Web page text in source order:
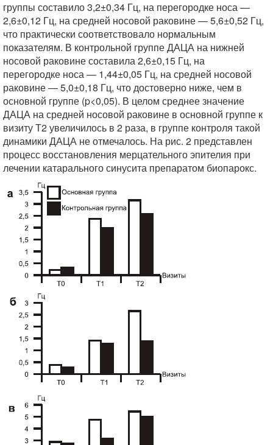
группы составило 3,2±0,34 Гц, на перегородке носа —
2,6±0,12 Гц, на средней носовой раковине — 5,6±0,52 Гц,
что практически соответствовало нормальным
показателям. В контрольной группе ДАЦА на нижней
носовой раковине составила 2,6±0,15 Гц, на
перегородке носа — 1,44±0,05 Гц, на средней носовой
раковине — 5,0±0,18 Гц, что достоверно ниже, чем в
основной группе (p<0,05). В целом среднее значение
ДАЦА на средней носовой раковине в основной группе к
визиту Т2 увеличилось в 2 раза, в группе контроля такой
динамики ДАЦА не отмечалось. На рис. 2 представлен
процесс восстановления мерцательного эпителия при
лечении катарального синусита препаратом биопарокс.